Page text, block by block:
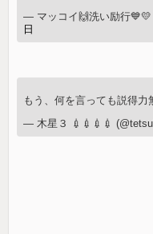
— マッコイ🙌洗い励行
日
もう、何を言っても説得力
— 木星３ 💉💉💉💉